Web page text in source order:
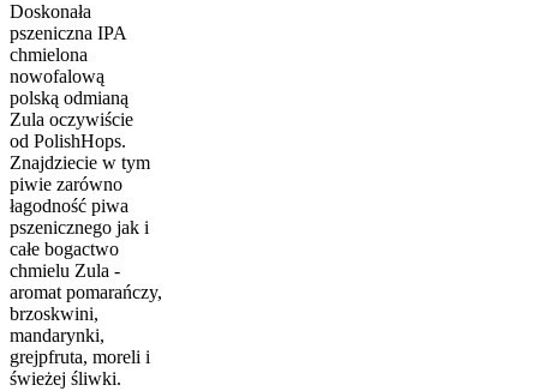
Doskonała
pszeniczna IPA
chmielona
nowofalową
polską odmianą
Zula oczywiście
od PolishHops.
Znajdziecie w tym
piwie zarówno
łagodność piwa
pszenicznego jak i
całe bogactwo
chmielu Zula -
aromat pomarańczy,
brzoskwini,
mandarynki,
grejpfruta, moreli i
świeżej śliwki.